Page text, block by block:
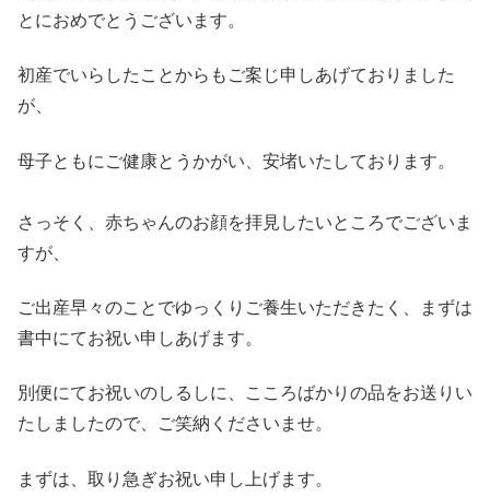
とにおめでとうございます。
初産でいらしたことからもご案じ申しあげておりました
が、
母子ともにご健康とうかがい、安堵いたしております。
さっそく、赤ちゃんのお顔を拝見したいところでございま
すが、
ご出産早々のことでゆっくりご養生いただきたく、まずは
書中にてお祝い申しあげます。
別便にてお祝いのしるしに、こころばかりの品をお送りい
たしましたので、ご笑納くださいませ。
まずは、取り急ぎお祝い申し上げます。